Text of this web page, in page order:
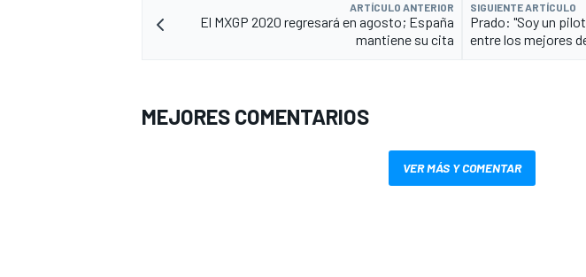
ARTÍCULO ANTERIOR
El MXGP 2020 regresará en agosto; España
mantiene su cita
SIGUIENTE ARTÍCULO
Prado: "Soy un
entre los mejores
MEJORES COMENTARIOS
VER MÁS Y COMENTAR